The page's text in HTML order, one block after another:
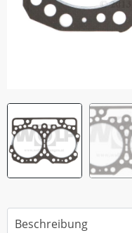
Beschreibung